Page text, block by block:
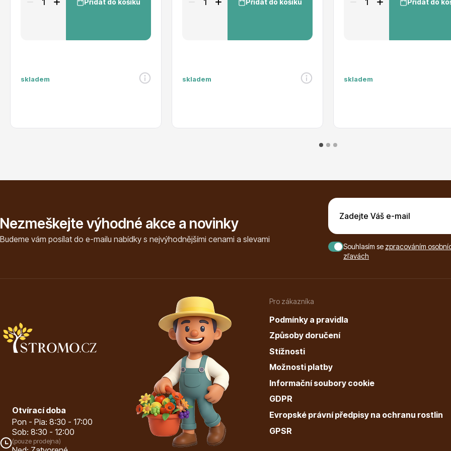
skladem skladem skladem
Nezmeškejte výhodné akce a novinky
Budeme vám posílat do e-mailu nabídky s nejvýhodnějšími cenami a slevami
Souhlasím se zpracováním
zľavách
Otvírací doba
Pon - Pia: 8:30 - 17:00
Sob: 8:30 - 12:00
(pouze prodejna)
Pro zákazníka
Podmínky a pravidla
Způsoby doručení
Stížnosti
Možnosti platby
Informační soubory cookie
GDPR
Evropské právní předpisy na ochranu rostlin
GPSR